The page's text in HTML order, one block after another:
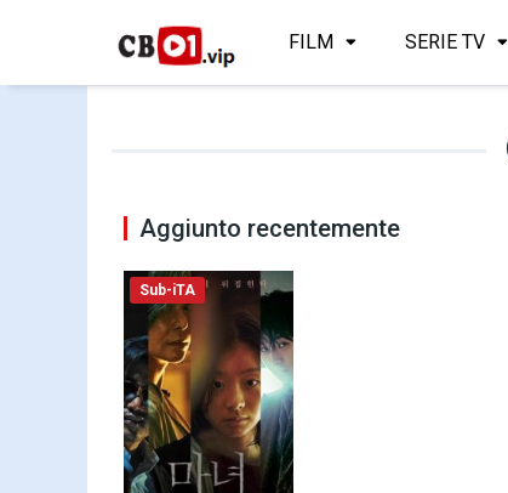
FILM SERIE TV
Aggiunto recentemente
Sub-iTA